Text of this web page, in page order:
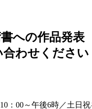
への作品発表
合わせください
：00～午後6時／土日祝